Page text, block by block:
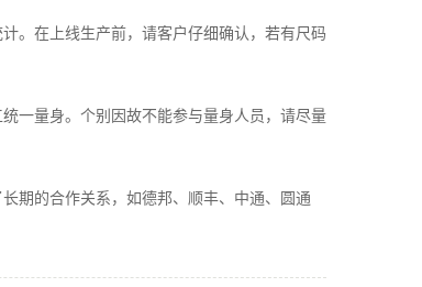
。在上线生产前，请客户仔细确认，若有尺码
一量身。个别因故不能参与量身人员，请尽量
期的合作关系，如德邦、顺丰、中通、圆通